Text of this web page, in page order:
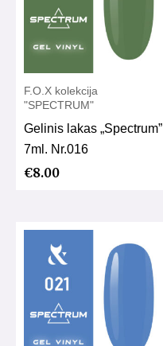
F.O.X kolekcija
"SPECTRUM"
Gelinis lakas „Spectrum”
7ml. Nr.016
€8.00